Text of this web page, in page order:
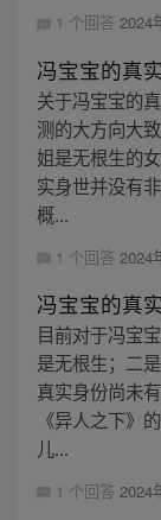
1 个回答 2024
冯宝宝的真
关于冯宝宝的
测的大方向大
姐是无根生的
实身世并没有
概...
1 个回答 2024
冯宝宝的真
目前对于冯宝
是无根生；二
真实身份尚未
《异人之下》
儿...
1 个回答 2024